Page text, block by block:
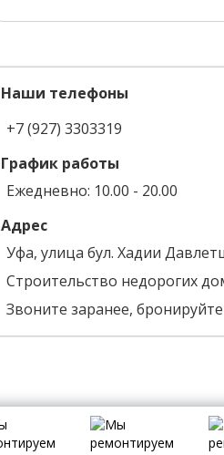
Наши телефоны
+7 (927) 3303319
График работы
Ежедневно: 10.00 - 20.00
Адрес
Уфа, улица бул. Хадии
Строительство недорогих
Звоните заранее,